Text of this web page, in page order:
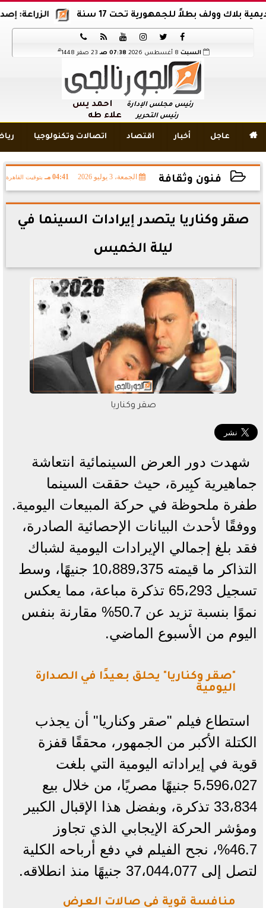
الزراعة: إصدار 12 ألف موافقة وتصريح بالمبيدات خلال 6 شهور وولف بطلاً للجمهورية تحت 17 سنة






السبت 07:38 صـ 23 صفر 1448 هـ
رئيس مجلس الإدارة أحمد يس
رئيس التحرير علاء طه
 عاجل أخبار اقتصاد اتصالات وتكنولوجيا
فنون وثقافة الجمعة، 3 يوليو 2026 04:41 مـ بتوقيت القاهرة
2026-07-03 16:41:51
صقر وكناريا يتصدر إيرادات السينما في
ليلة الخميس
صقر وكناريا
شهدت دور العرض السينمائية انتعاشة
جماهيرية كبِيرة، حيث حققت السينما
طفرة ملحوظة في حركة المبيعات اليومية.
ووفقًا لأحدث البيانات الإحصائية الصادرة،
فقد بلغ إجمالي الإيرادات اليومية لشباك
التذاكر ما قيمته 10،889،375 جنيهًا، وسط
تسجيل 65،293 تذكرة مباعة، مما يعكس
نموًا بنسبة تزيد عن 50.7% مقارنة بنفس
اليوم من الأسبوع الماضي.
​"صقر وكناريا" يحلق بعيدًا في الصدارة
اليومية
​استطاع فيلم "صقر وكناريا" أن يجذب
الكتلة الأكبر من الجمهور، محققًا قفزة
قوية في إيراداته اليومية التي بلغت
5،596،027 جنيهًا مصريًا، من خلال بيع
33،834 تذكرة، وبفضل هذا الإقبال الكبير
ومؤشر الحركة الإيجابي الذي تجاوز
46.7%، نجح الفيلم في دفع أرباحه الكلية
لتصل إلى 37،044،077 جنيهًا منذ انطلاقه.
منافسة قوية في صالات العرض